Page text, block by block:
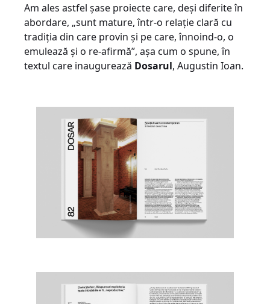
Am ales astfel șase proiecte care, deși diferite în
abordare, „sunt mature, într-o relație clară cu
tradiția din care provin și pe care, înnoind-o, o
emulează și o re-afirmă”, așa cum o spune, în
textul care inaugurează Dosarul, Augustin Ioan.